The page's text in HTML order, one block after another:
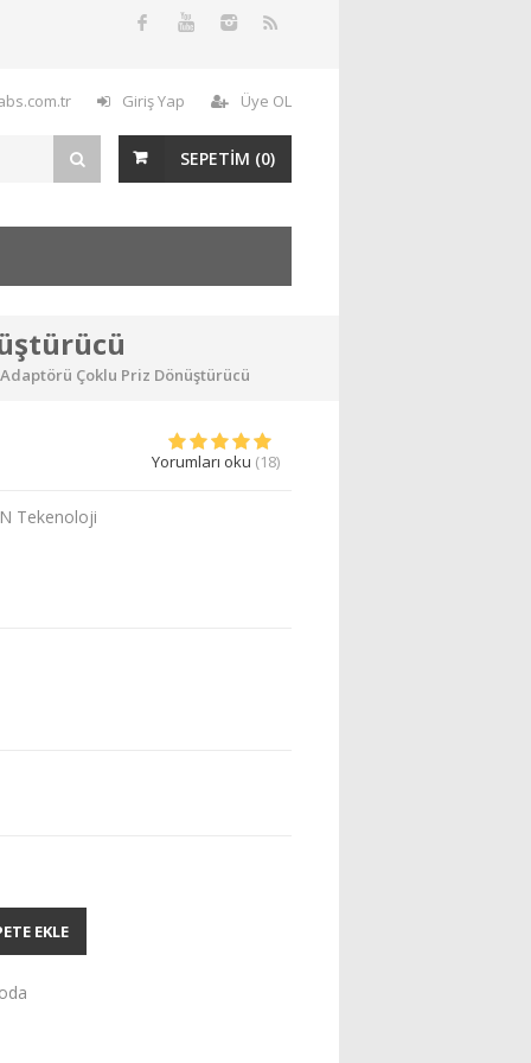
Giriş Yap Üye OL
SEPETİM (0)
Çoklu Priz Dönüştürücü
Yorumları oku (18)
Tekenoloji
EKLE